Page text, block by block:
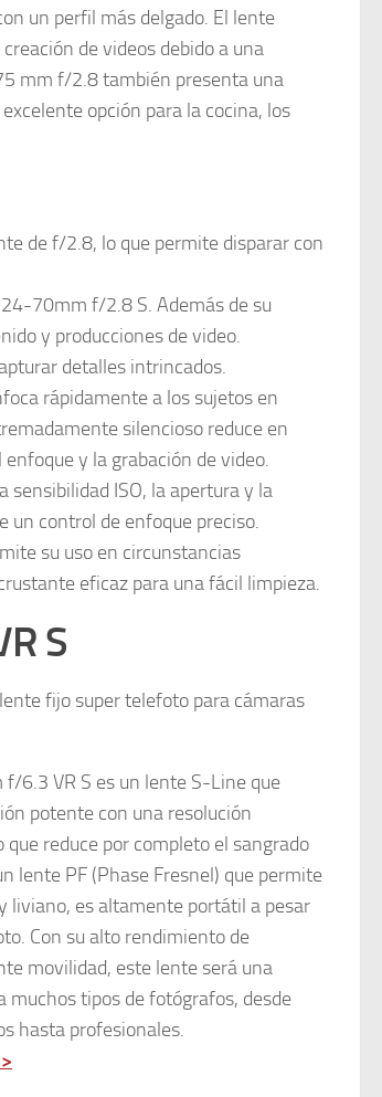
un perfil más delgado. El lente
de videos debido a una
mm f/2.8 también presenta una
opción para la cocina, los
de f/2.8, lo que permite disparar con
24-70mm f/2.8 S. Además de su
y producciones de video.
detalles intrincados.
rápidamente a los sujetos en
silencioso reduce en
y la grabación de video.
sensibilidad ISO, la apertura y la
un control de enfoque preciso.
su uso en circunstancias
eficaz para una fácil limpieza.
S
fijo super telefoto para cámaras
f/6.3 VR S es un lente S-Line que
potente con una resolución
que reduce por completo el sangrado
lente PF (Phase Fresnel) que permite
liviano, es altamente portátil a pesar
Con su alto rendimiento de
movilidad, este lente será una
muchos tipos de fotógrafos, desde
hasta profesionales.